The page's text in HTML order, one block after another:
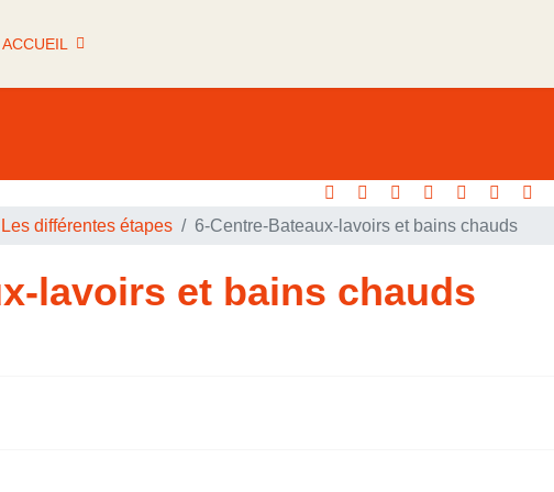
ACCUEIL
Les différentes étapes 6-Centre-Bateaux-lavoirs et bains chauds
lavoirs et bains chauds